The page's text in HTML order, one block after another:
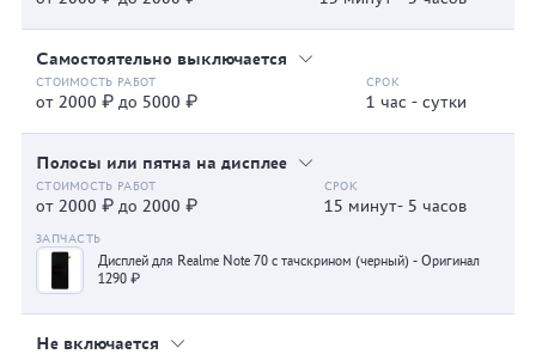
Самостоятельно выключается
от 2000 ₽ до 5000 ₽ 1 час - сутки
Полосы или пятна на дисплее
от 2000 ₽ до 2000 ₽ 15 минут- 5 часов
Дисплей для Realme Note 70 с тачскрином (черный) - Оригинал
1290 ₽
Не включается